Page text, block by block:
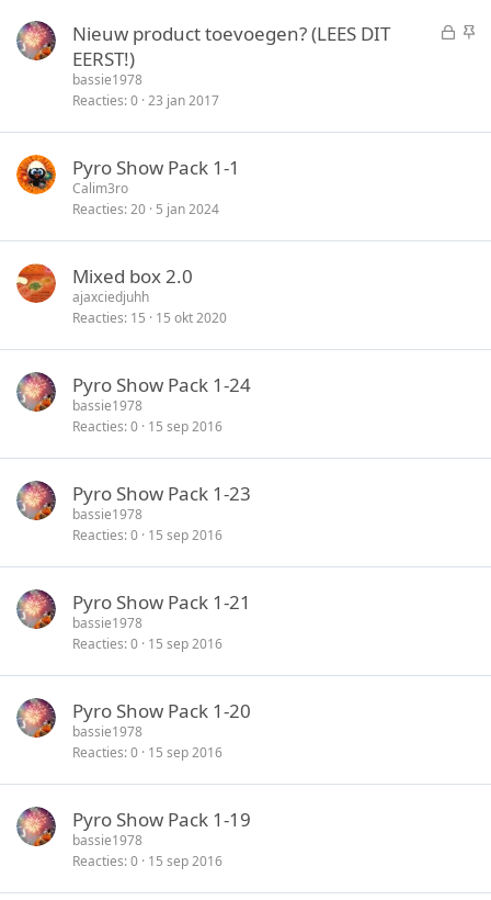
eG S
Nieuw product toevoegen? (LEES DIT
EERST!)
bassie1978
Reacties 0 23 jan 2017
Pyro Show Pack 1-1
Calim3ro
Reacties 20 5 jan 2024
Mixed box 2.0
ajaxciedjuhh
Reacties 15 15 okt 2020
Pyro Show Pack 1-24
bassie1978
Reacties 0 15 sep 2016
Pyro Show Pack 1-23
bassie1978
Reacties 0 15 sep 2016
Pyro Show Pack 1-21
bassie1978
Reacties 0 15 sep 2016
Pyro Show Pack 1-20
bassie1978
Reacties 0 15 sep 2016
Pyro Show Pack 1-19
bassie1978
Reacties 0 15 sep 2016